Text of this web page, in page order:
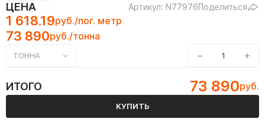
ЦЕНА Артикул: N77976Поделиться
1 618.19руб./пог. метр
73 890руб./тонна
ТОННА − +
ИТОГО 73 890руб.
КУПИТЬ